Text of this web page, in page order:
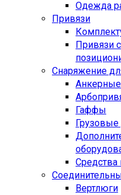
Одежда
Привязи
Привязи
Снаряжение
Гаффы
Грузовые
Средства
Вертлюги